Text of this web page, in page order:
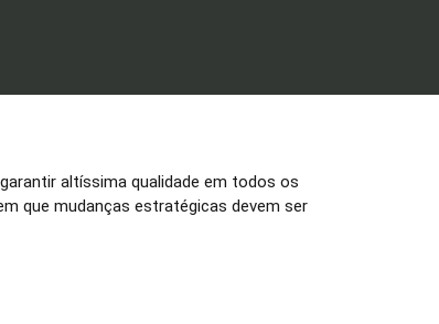
altíssima qualidade em todos os
que mudanças estratégicas devem ser